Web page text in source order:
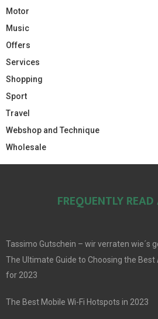
Motor
Music
Offers
Services
Shopping
Sport
Travel
Webshop and Technique
Wholesale
FREQUENTLY
Tassimo Gutschein – wir verraten wie´s
The Ultimate Guide to Choosing the Best
for 2023
The Best Mobile Wi-Fi Hotspots in 2023